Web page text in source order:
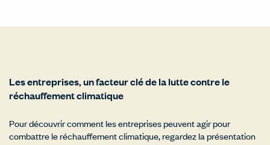
Les entreprises, un facteur clé de la lutte contre le
réchauffement climatique
Pour découvrir comment les entreprises peuvent agir pour
combattre le réchauffement climatique, regardez la présentation